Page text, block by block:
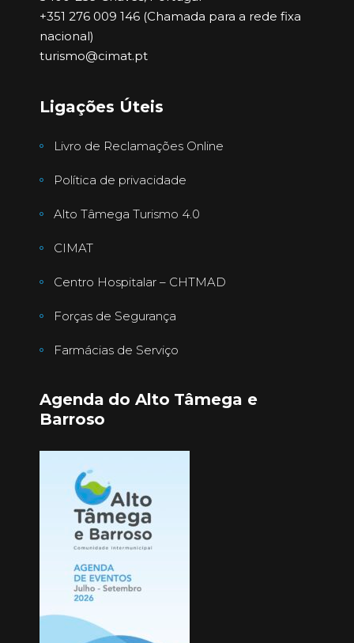
+351 276 009 146 (Chamada para a rede fixa
nacional)
turismo@cimat.pt
Ligações Úteis
Livro de Reclamações Online
Política de privacidade
Alto Tâmega Turismo 4.0
CIMAT
Centro Hospitalar – CHTMAD
Forças de Segurança
Farmácias de Serviço
Agenda do Alto Tâmega e
Barroso